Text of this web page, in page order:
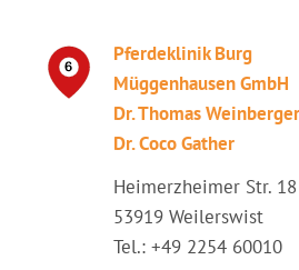
Pferdeklinik Burg
Müggenhausen GmbH
Dr. Thomas
Dr. Coco Gather
Heimerzheimer Str. 18
53919 Weilerswist
Tel.: +49 2254 60010